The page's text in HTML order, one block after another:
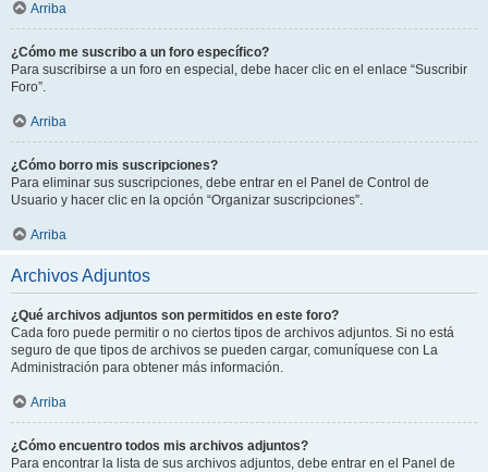
Arriba
¿Cómo me suscribo a un foro específico?
Para suscribirse a un foro en especial, debe hacer clic en el enlace “Suscribir
Foro”.
Arriba
¿Cómo borro mis suscripciones?
Para eliminar sus suscripciones, debe entrar en el Panel de Control de
Usuario y hacer clic en la opción “Organizar suscripciones”.
Arriba
Archivos Adjuntos
¿Qué archivos adjuntos son permitidos en este foro?
Cada foro puede permitir o no ciertos tipos de archivos adjuntos. Si no está
seguro de que tipos de archivos se pueden cargar, comuníquese con La
Administración para obtener más información.
Arriba
¿Cómo encuentro todos mis archivos adjuntos?
Para encontrar la lista de sus archivos adjuntos, debe entrar en el Panel de